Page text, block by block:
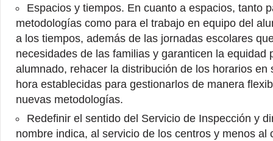
Espacios y tiempos. En cuanto a espacios, tanto
metodologías como para el trabajo en equipo del
a los tiempos, además de las jornadas escolares
necesidades de las familias y garanticen la equidad
alumnado, rehacer la distribución de los horarios en
hora establecidas para gestionarlos de manera
nuevas metodologías.
Redefinir el sentido del Servicio de Inspección y
nombre indica, al servicio de los centros y menos al